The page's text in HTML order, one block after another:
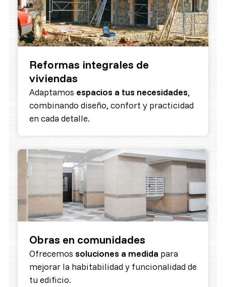
Reformas integrales de
viviendas
Adaptamos espacios a tus necesidades,
combinando diseño, confort y practicidad
en cada detalle.
Obras en comunidades
Ofrecemos soluciones a medida para
mejorar la habitabilidad y funcionalidad de
tu edificio.